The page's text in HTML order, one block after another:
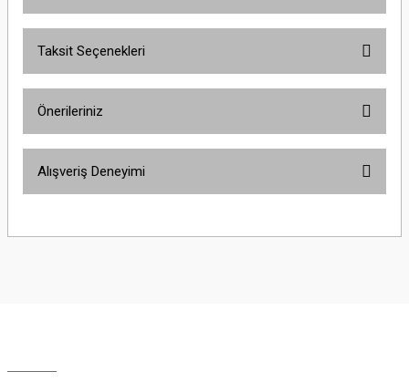
Taksit Seçenekleri
Önerileriniz
yetersiz gördüğünüz noktaları öneri formunu kullanarak tarafımıza
Alışveriş Deneyimi